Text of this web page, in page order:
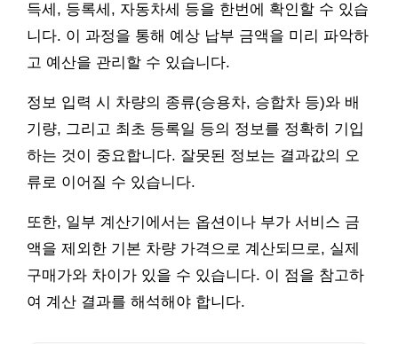
득세, 등록세, 자동차세 등을 한번에 확인할 수 있습
니다. 이 과정을 통해 예상 납부 금액을 미리 파악하
고 예산을 관리할 수 있습니다.
정보 입력 시 차량의 종류(승용차, 승합차 등)와 배
기량, 그리고 최초 등록일 등의 정보를 정확히 기입
하는 것이 중요합니다. 잘못된 정보는 결과값의 오
류로 이어질 수 있습니다.
또한, 일부 계산기에서는 옵션이나 부가 서비스 금
액을 제외한 기본 차량 가격으로 계산되므로, 실제
구매가와 차이가 있을 수 있습니다. 이 점을 참고하
여 계산 결과를 해석해야 합니다.